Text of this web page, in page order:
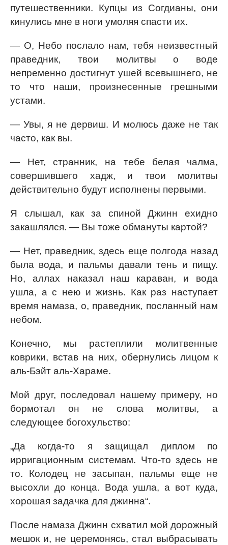
путешественники. Купцы из Согдианы, они
кинулись мне в ноги умоляя спасти их.
— О, Небо послало нам, тебя неизвестный
праведник, твои молитвы о воде
непременно достигнут ушей всевышнего, не
то что наши, произнесенные грешными
устами.
— Увы, я не дервиш. И молюсь даже не так
часто, как вы.
— Нет, странник, на тебе белая чалма,
совершившего хадж, и твои молитвы
действительно будут исполнены первыми.
Я слышал, как за спиной Джинн ехидно
закашлялся. — Вы тоже обмануты картой?
— Нет, праведник, здесь еще полгода назад
была вода, и пальмы давали тень и пищу.
Но, аллах наказал наш караван, и вода
ушла, а с нею и жизнь. Как раз наступает
время намаза, о, праведник, посланный нам
небом.
Конечно, мы растеплили молитвенные
коврики, встав на них, обернулись лицом к
аль-Бэйт аль-Хараме.
Мой друг, последовал нашему примеру, но
бормотал он не слова молитвы, а
следующее богохульство:
„Да когда-то я защищал диплом по
ирригационным системам. Что-то здесь не
то. Колодец не засыпан, пальмы еще не
высохли до конца. Вода ушла, а вот куда,
хорошая задачка для джинна“.
После намаза Джинн схватил мой дорожный
мешок и, не церемонясь, стал выбрасывать